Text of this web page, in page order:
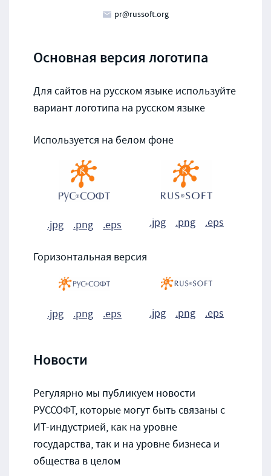
pr@russoft.org
Основная версия логотипа
Для сайтов на русском языке используйте
вариант логотипа на русском языке
Используется на белом фоне
.jpg .png .eps .jpg .png .eps
Горизонтальная версия
.jpg .png .eps .jpg .png .eps
Новости
Регулярно мы публикуем новости
РУССОФТ, которые могут быть связаны с
ИТ-индустрией, как на уровне
государства, так и на уровне бизнеса и
общества в целом